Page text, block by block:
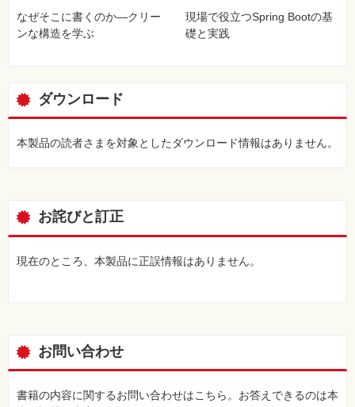
なぜそこに書くのか―クリー
ンな構造を学ぶ
現場で役立つSpring Bootの基
礎と実践
ダウンロード
本製品の読者さまを対象としたダウンロード情報はありません。
お詫びと訂正
現在のところ、本製品に正誤情報はありません。
お問い合わせ
書籍の内容に関するお問い合わせはこちら。お答えできるのは本